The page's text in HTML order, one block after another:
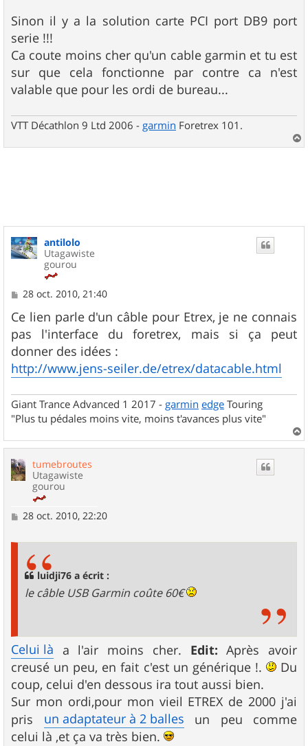
Sinon il y a la solution carte PCI port DB9 port
serie !!!
Ca coute moins cher qu'un cable garmin et tu est
sur que cela fonctionne par contre ca n'est
valable que pour les ordi de bureau...
VTT Décathlon 9 Ltd 2006 - garmin Foretrex 101.
a
antilolo
Utagawiste
gourou
M
s
s
a
g
e
28 oct. 2010, 21:40
Ce lien parle d'un câble pour Etrex, je ne connais
pas l'interface du foretrex, mais si ça peut
donner des idées :
http://www.jens-seiler.de/etrex/datacable.html
Giant Trance Advanced 1 2017 - garmin edge Touring
"Plus tu pédales moins vite, moins t'avances plus vite"
a
tumebroutes
Utagawiste
gourou
M
28 oct. 2010, 22:20
luidji76 a écrit :
le câble USB Garmin coûte 60€
Celui là a l'air moins cher. Edit: Après avoir
creusé un peu, en fait c'est un générique !.
Du
coup, celui d'en dessous ira tout aussi bien.
Sur mon ordi,pour mon vieil ETREX de 2000 j'ai
pris un adaptateur à 2 balles un peu comme
celui là ,et ça va très bien.